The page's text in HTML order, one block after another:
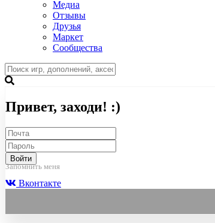
Медиа
Отзывы
Друзья
Маркет
Сообщества
Привет, заходи! :)
Войти
Запомнить меня
Вконтакте